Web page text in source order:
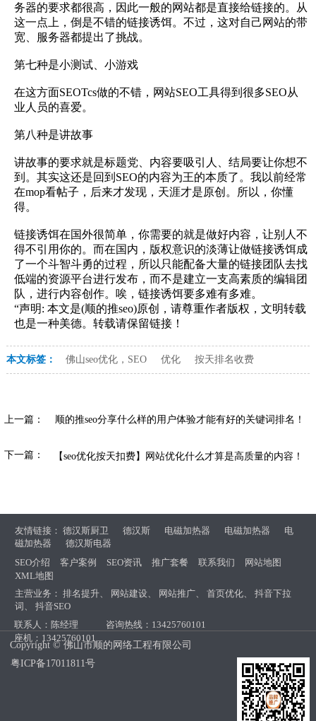
务器的要求都很高，因此一般的网站都是直接给链接的。从
这一点上，倒是不错的链接诱饵。不过，这对自己网站的带
宽、服务器都提出了挑战。
第七种是小测试、小游戏
在这方面SEOTcs做的不错，网站SEO工具得到很多SEO从
业人员的喜爱。
第八种是讲故事
讲故事的要求就是标题党、内容要吸引人、结局要让你想不
到。其实这还是回到SEO的内容为王的本质了。我以前经常
在mop看帖子，后来才发现，天涯才是原创。所以，你懂
得。
链接诱饵在国外很简单，你需要的就是做好内容，让别人不
得不引用你的。而在国内，版权意识的淡薄让做链接诱饵成
了一个斗智斗勇的过程，所以只能配备大量的链接团队去找
低端的资源平台进行发布，而不是建立一支高素质的编辑团
队，进行内容创作。唉，链接诱饵要多难有多难。
“声明: 本文是(顺的推seo)原创，请尊重作者版权，文明转载
也是一种美德。转载请保留链接！
本文标签： 佛山seo优化，SEO 优化 按天排名收费
上一篇： 顺的推seo分享什么样的用户体验才能有好的关键词排名！
下一篇： 【seo优化按天扣费】网站优化什么才算是高质量的内容！
友情链接：德汉斯厨卫 德汉斯 电磁加热器 电磁加热器
电
磁加热器
德汉斯电器
SEO介绍
客户案例 SEO资讯 推广套餐 联系我们
网站地图
XML地图
主营业务：排名提升、 网站建设、 网站推广、首页优化、抖音下拉
词 、抖音SEO
联系人：陈经理
咨询热线：13425760101
座机：13425760101
Copyright © 佛山市顺的网络工程有限公司
粤ICP备17011811号